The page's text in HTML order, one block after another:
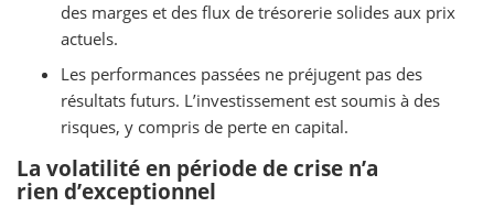
des marges et des flux de trésorerie solides aux prix
actuels.
Les performances passées ne préjugent pas des
résultats futurs. L’investissement est soumis à des
risques, y compris de perte en capital.
La volatilité en période de crise n’a
rien d’exceptionnel